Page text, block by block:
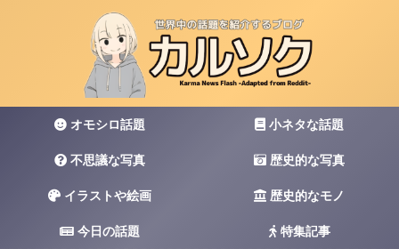
オモシロ話題 小ネタな話題
不思議な写真 歴史的な写真
イラストや絵画 歴史的なモノ
今日の話題 特集記事